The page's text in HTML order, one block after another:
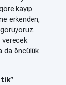
kayıp
erkenden,
verecek
da öncülük